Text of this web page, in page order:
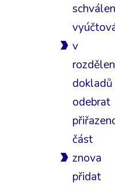
v
dokladů
odebrat
část
znova
přidat